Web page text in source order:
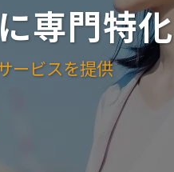
専門特化
ービスを提供